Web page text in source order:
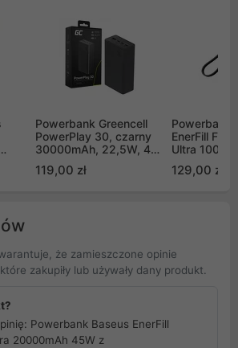
Powerbank Greencell
PowerPlay 30, czarny
30000mAh, 22,5W, 4
porty (PBGC30B)
119,00 zł
Powerbank
EnerFill
Ultra
smyczą -
129,00 zł
że zamieszczone opinie
zakupiły lub używały dany produkt.
Powerbank Baseus EnerFill
20000mAh 45W z